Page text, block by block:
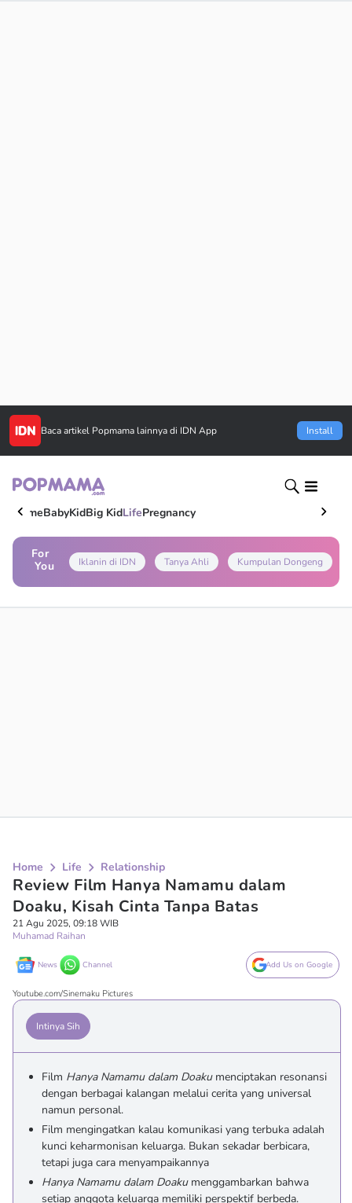
Baca artikel Popmama lainnya di IDN App Install
HomeBabyKidBig KidLifePregnancy
For
You
Iklanin di IDN Tanya Ahli Kumpulan Dongeng
Home Life Relationship
Review Film Hanya Namamu dalam
Doaku, Kisah Cinta Tanpa Batas
21 Agu 2025, 09:18 WIB
Muhamad Raihan
News Channel Add Us on Google
Youtube.com/Sinemaku Pictures
Intinya Sih
Film Hanya Namamu dalam Doakumenciptakan resonansi
dengan berbagai kalangan melalui cerita yang universal
namun personal.
Film mengingatkan kalau komunikasi yang terbuka adalah
kunci keharmonisan keluarga. Bukan sekadar berbicara,
tetapi juga cara menyampaikannya
Hanya Namamu dalam Doaku menggambarkan bahwa
setiap anggota keluarga memiliki perspektif berbeda.